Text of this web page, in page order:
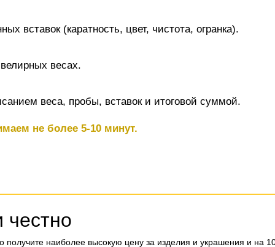
вставок (каратность, цвет, чистота, огранка).
весах.
веса, пробы, вставок и итоговой суммой.
не более 5-10 минут.
честно
наиболее высокую цену за изделия и украшения и на